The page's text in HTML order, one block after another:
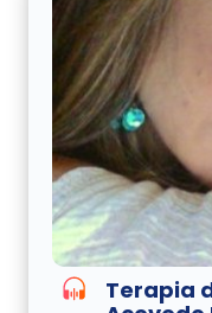
Terapia